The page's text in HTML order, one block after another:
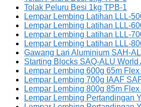
Tolak Peluru Besi 1kg TPB-1
Lempar Lembing Latihan LLL-
Lempar Lembing Latihan LLL-
Lempar Lembing Latihan LLL-
Lempar Lembing Latihan LLL-
Gawang Lari Aluminium SAH-
Starting Blocks SAQ-ALU World
Lempar Lembing 600g 65m
Lempar Lembing 700g IAAF
Lempar Lembing 800g 85m
Lempar Lembing Pertandingan